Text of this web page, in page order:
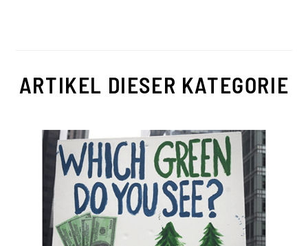
ARTIKEL DIESER KATEGORIE